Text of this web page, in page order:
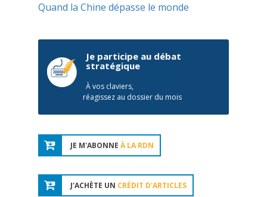
Quand la Chine dépasse le monde
Je participe au débat
stratégique
À vos claviers,
réagissez au dossier du mois
JE M'ABONNE À LA RDN
J'ACHÈTE UN CRÉDIT D'ARTICLES